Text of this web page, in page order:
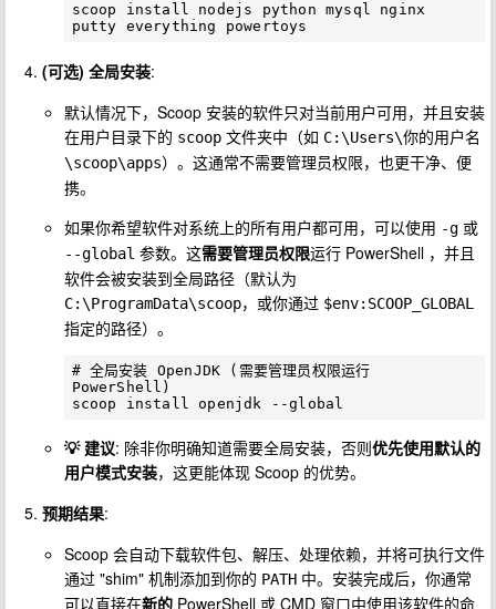
scoop install nodejs python mysql nginx
(可选) 全局安装:
默认情况下，Scoop 安装的软件只对当前用户可用，并且安装
在用户目录下的 scoop 文件夹中（如 C:\Users\你的用户名
\scoop\apps）。这通常不需要管理员权限，也更干净、便
携。
如果你希望软件对系统上的所有用户都可用，可以使用 -g 或
--global 参数。这需要管理员权限运行 PowerShell ，并且
软件会被安装到全局路径（默认为
C:\ProgramData\scoop，或你通过 $env:SCOOP_GLOBAL
指定的路径）。
# 全局安装 OpenJDK (需要管理员权限运行
PowerShell)
💡 建议: 除非你明确知道需要全局安装，否则优先使用默认的
用户模式安装，这更能体现 Scoop 的优势。
预期结果:
Scoop 会自动下载软件包、解压、处理依赖，并将可执行文件
通过 "shim" 机制添加到你的 PATH 中。安装完成后，你通常
可以直接在新的 PowerShell 或 CMD 窗口中使用该软件的命